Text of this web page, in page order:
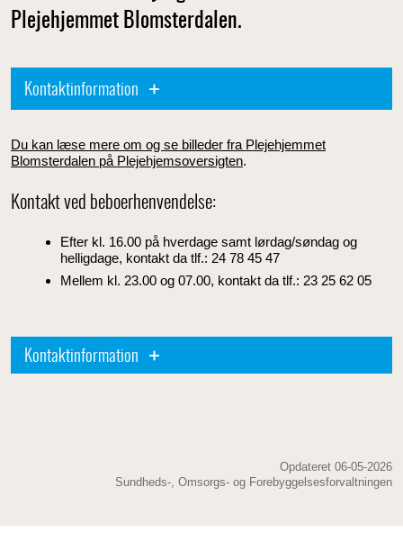
Plejehjemmet Blomsterdalen.
Kontaktinformation
Du kan læse mere om og se billeder fra Plejehjemmet
Blomsterdalen på Plejehjemsoversigten.
Kontakt ved beboerhenvendelse:
Efter kl. 16.00 på hverdage samt lørdag/søndag og
helligdage, kontakt da tlf.: 24 78 45 47
Mellem kl. 23.00 og 07.00, kontakt da tlf.: 23 25 62 05
Kontaktinformation
Opdateret 06-05-2026
Sundheds-, Omsorgs- og Forebyggelsesforvaltningen